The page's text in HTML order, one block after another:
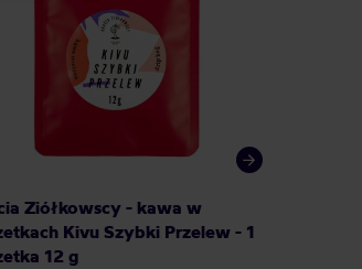
Ziółkowscy - kawa w
Kivu Szybki Przelew - 1
12 g